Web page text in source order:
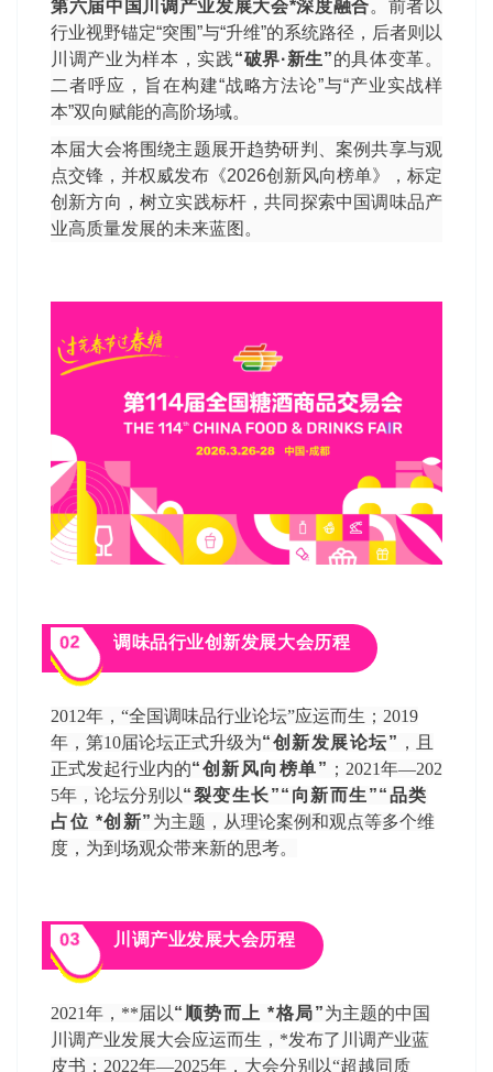
第六届中国川调产业发展大会*深度融合。前者以
行业视野锚定“突围”与“升维”的系统路径，后者则以
川调产业为样本，实践“破界·新生”的具体变革。
二者呼应，旨在构建“战略方法论”与“产业实战样
本”双向赋能的高阶场域。
本届大会将围绕主题展开趋势研判、案例共享与观
点交锋，并权威发布《2026创新风向榜单》，标定
创新方向，树立实践标杆，共同探索中国调味品产
业高质量发展的未来蓝图。
02 调味品行业创新发展大会历程
2012年，“全国调味品行业论坛”应运而生；2019
年，第10届论坛正式升级为“创新发展论坛” ，且
正式发起行业内的“创新风向榜单” ；2021年—202
5年，论坛分别以“裂变生长”“向新而生”“品类
占位 *创新” 为主题，从理论案例和观点等多个维
度，为到场观众带来新的思考。
03 川调产业发展大会历程
2021年，**届以“顺势而上 *格局”为主题的中国
川调产业发展大会应运而生，*发布了川调产业蓝
皮书；2022年—2025年，大会分别以“超越同质